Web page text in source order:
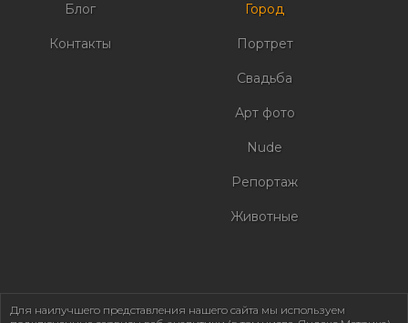
Блог
Контакты
Город
Портрет
Свадьба
Арт фото
Nude
Репортаж
Животные
Для наилучшего представления нашего сайта мы используем